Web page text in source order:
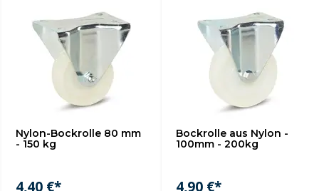
Nylon-Bockrolle 80 mm
- 150 kg
4,40 €*
Bockrolle aus Nylon -
100mm - 200kg
4,90 €*